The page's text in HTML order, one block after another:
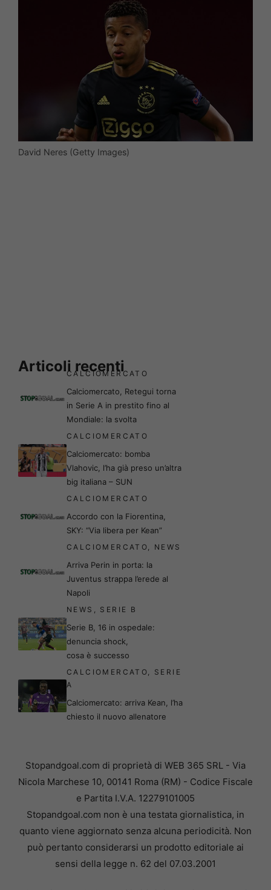
David Neres (Getty Images)
Articoli recenti
CALCIOMERCATO
Calciomercato, Retegui torna
in Serie A in prestito fino al
Mondiale: la svolta
CALCIOMERCATO
Calciomercato: bomba
Vlahovic, l’ha già preso un’altra
big italiana – SUN
CALCIOMERCATO
Accordo con la Fiorentina,
SKY: “Via libera per Kean”
CALCIOMERCATO NEWS
Arriva Perin in porta: la
Juventus strappa l’erede al
Napoli
NEWS SERIE B
Serie B, 16 in ospedale:
denuncia shock,
cosa è successo
CALCIOMERCATO
SERIE
A
Calciomercato: arriva Kean, l’ha
chiesto il nuovo allenatore
Stopandgoal.com di proprietà di WEB 365 SRL - Via
Nicola Marchese 10, 00141 Roma (RM) - Codice Fiscale
e Partita I.V.A. 12279101005
Stopandgoal.com non è una testata giornalistica, in
quanto viene aggiornato senza alcuna periodicità. Non
può pertanto considerarsi un prodotto editoriale ai
sensi della legge n. 62 del 07.03.2001